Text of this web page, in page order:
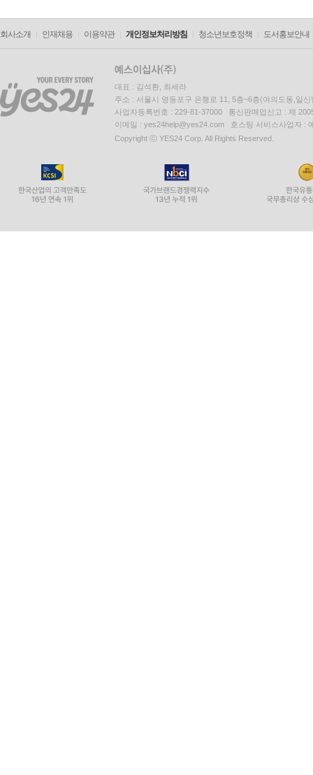
회사소개 인재채용 이용약관 개인정보처리방침 청소년보호정책 도서홍보안내
대표 : 김석환, 최세라
주소 : 서울시 영등포구 은행로 11, 5층~6층(여의도동,일신
사업자등록번호 : 229-81-37000 통신판매업신고 : 제
이메일 : yes24help@yes24.com 호스팅 서비스사업자 :
Copyright ⓒ YES24 Corp. All Rights Reserved.